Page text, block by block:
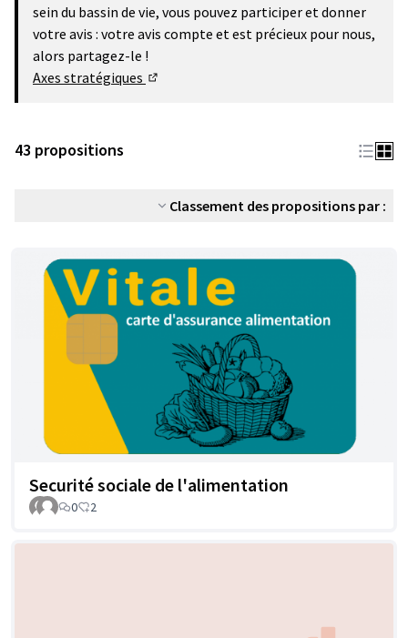
sein du bassin de vie, vous pouvez participer et donner
votre avis : votre avis compte et est précieux pour nous,
alors partagez-le !
Axes stratégiques
43 propositions
Classement des propositions par :
Securité sociale de l'alimentation
0 2